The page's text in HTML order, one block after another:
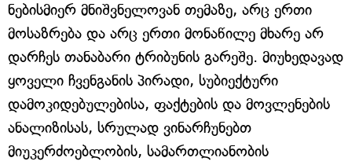
ნებისმიერ მნიშვნელოვან თემაზე, არც ერთი
მოსაზრება და არც ერთი მონაწილე მხარე არ
დარჩეს თანაბარი ტრიბუნის გარეშე. მიუხედავად
ყოველი ჩვენგანის პირადი, სუბიექტური
დამოკიდებულებისა, ფაქტების და მოვლენების
ანალიზისას, სრულად ვინარჩუნებთ
მიუკერძოებლობის, სამართლიანობის